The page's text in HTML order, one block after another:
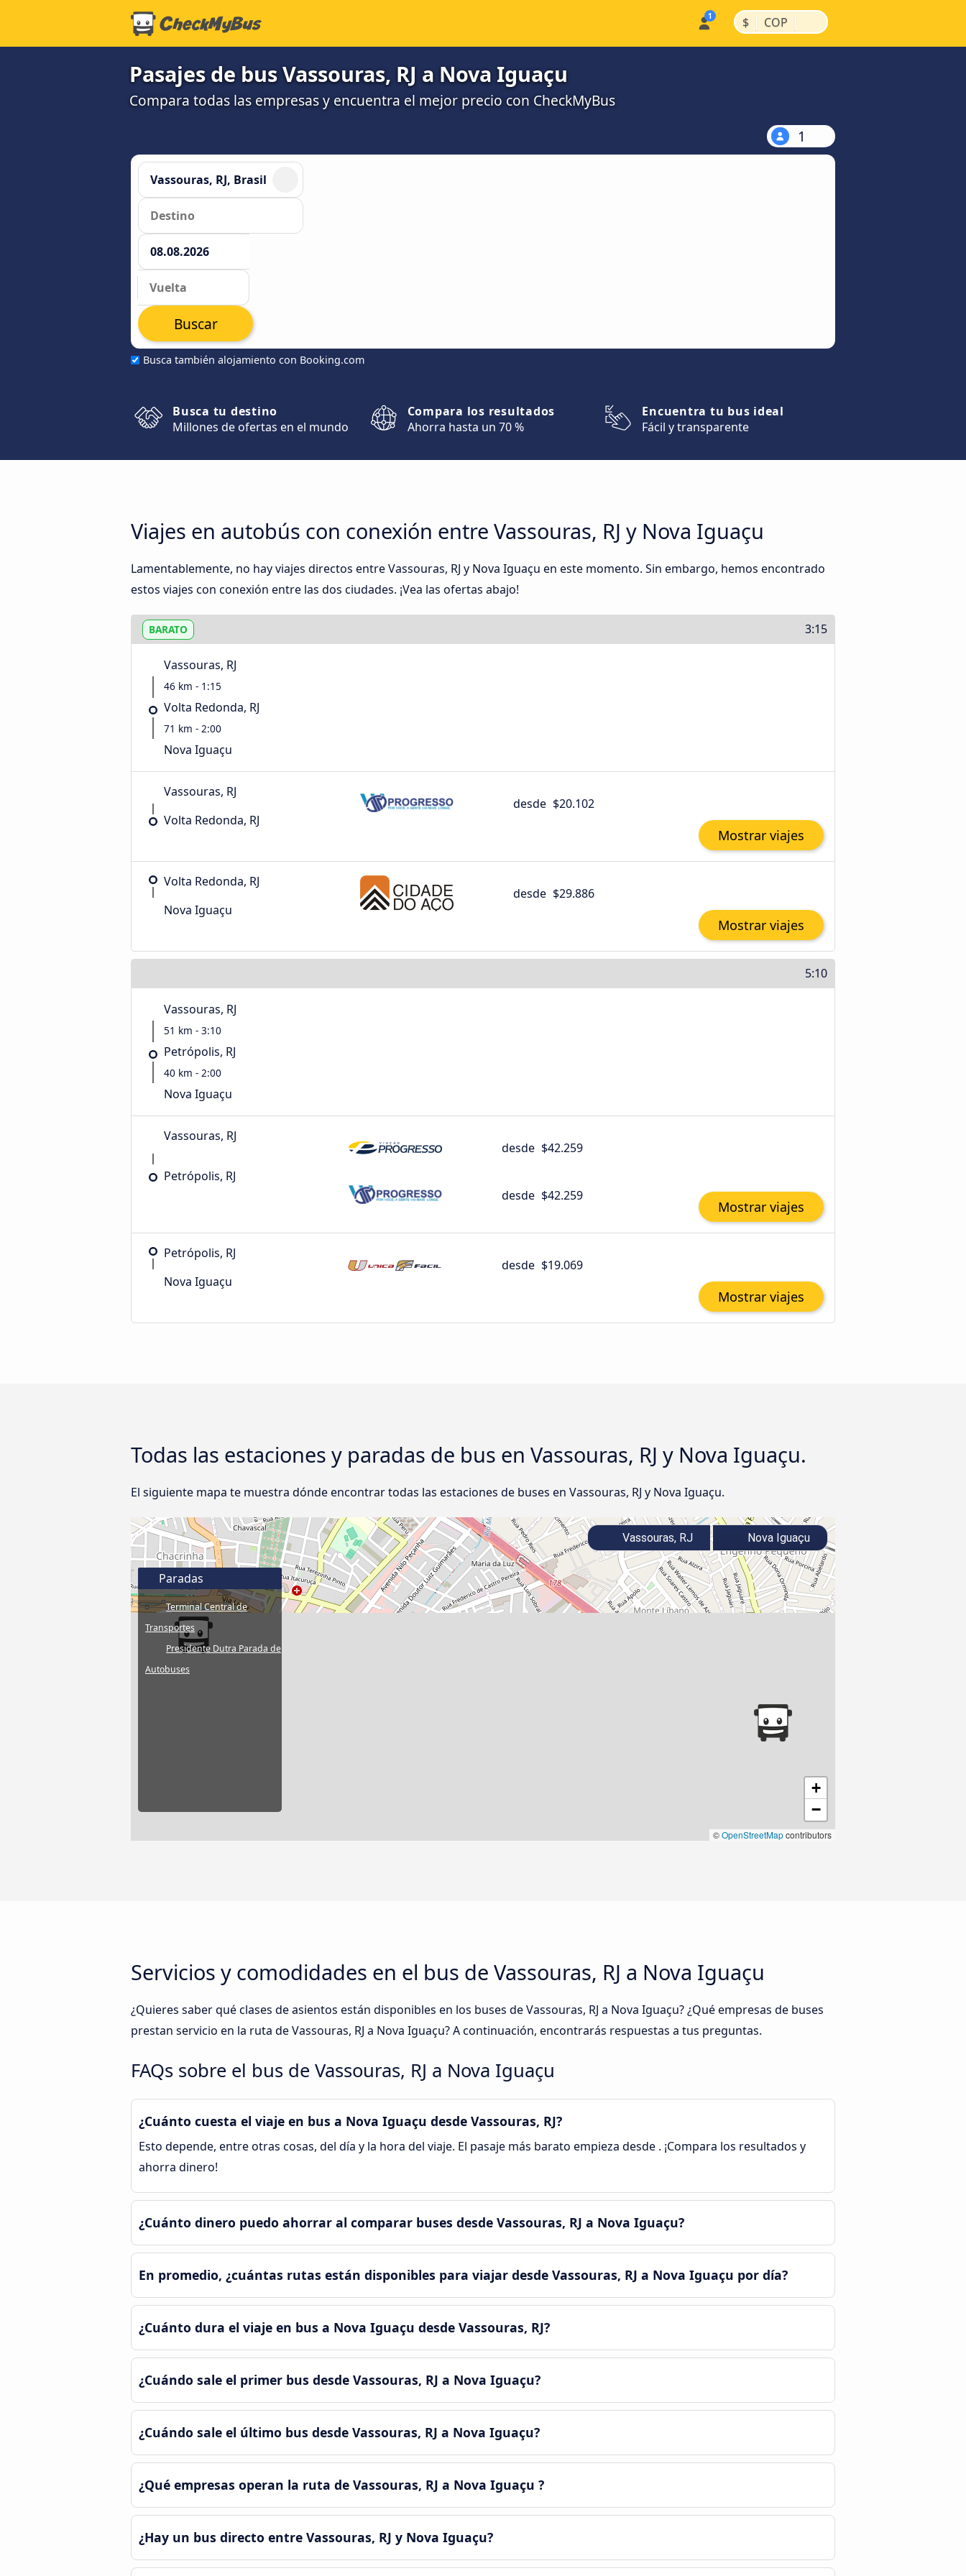
$ | COP |
Pasajes de bus Vassouras, RJ a Nova Iguaçu
Compara todas las empresas y encuentra el mejor precio con CheckMyBus
1
Busca también alojamiento con Booking.com
Buscar
Busca tu destino
Millones de ofertas en el mundo
Compara los resultados
Ahorra hasta un 70 %
Encuentra tu bus ideal
Fácil y transparente
Viajes en autobús con conexión entre Vassouras, RJ y Nova Iguaçu
Lamentablemente, no hay viajes directos entre Vassouras, RJ y Nova Iguaçu en este momento. Sin embargo, hemos encontrado
estos viajes con conexión entre las dos ciudades. ¡Vea las ofertas abajo!
BARATO 3:15
Vassouras, RJ
46 km - 1:15
Volta Redonda, RJ
71 km - 2:00
Nova Iguaçu
Vassouras, RJ
Volta Redonda, RJ
desde $20.102
Mostrar viajes
Volta Redonda, RJ
Nova Iguaçu
desde $29.886
Mostrar viajes
5:10
Vassouras, RJ
51 km - 3:10
Petrópolis, RJ
40 km - 2:00
Nova Iguaçu
Vassouras, RJ
Petrópolis, RJ
desde $42.259
desde $42.259
Mostrar viajes
Petrópolis, RJ
Nova Iguaçu
desde $19.069
Mostrar viajes
Todas las estaciones y paradas de bus en Vassouras, RJ y Nova Iguaçu.
El siguiente mapa te muestra dónde encontrar todas las estaciones de buses en Vassouras, RJ y Nova Iguaçu.
+
−
©OpenStreetMapcontributors
Paradas
Terminal Central de
Transportes
Presidente Dutra Parada de
Autobuses
Vassouras, RJ Nova Iguaçu
Servicios y comodidades en el bus de Vassouras, RJ a Nova Iguaçu
¿Quieres saber qué clases de asientos están disponibles en los buses de Vassouras, RJ a Nova Iguaçu? ¿Qué empresas de buses
prestan servicio en la ruta de Vassouras, RJ a Nova Iguaçu? A continuación, encontrarás respuestas a tus preguntas.
FAQs sobre el bus de Vassouras, RJ a Nova Iguaçu
¿Cuánto cuesta el viaje en bus a Nova Iguaçu desde Vassouras, RJ?
Esto depende, entre otras cosas, del día y la hora del viaje. El pasaje más barato empieza desde . ¡Compara los resultados y
ahorra dinero!
¿Cuánto dinero puedo ahorrar al comparar buses desde Vassouras, RJ a Nova Iguaçu?
En promedio, ¿cuántas rutas están disponibles para viajar desde Vassouras, RJ a Nova Iguaçu por día?
¿Cuánto dura el viaje en bus a Nova Iguaçu desde Vassouras, RJ?
¿Cuándo sale el primer bus desde Vassouras, RJ a Nova Iguaçu?
¿Cuándo sale el último bus desde Vassouras, RJ a Nova Iguaçu?
¿Qué empresas operan la ruta de Vassouras, RJ a Nova Iguaçu ?
¿Hay un bus directo entre Vassouras, RJ y Nova Iguaçu?